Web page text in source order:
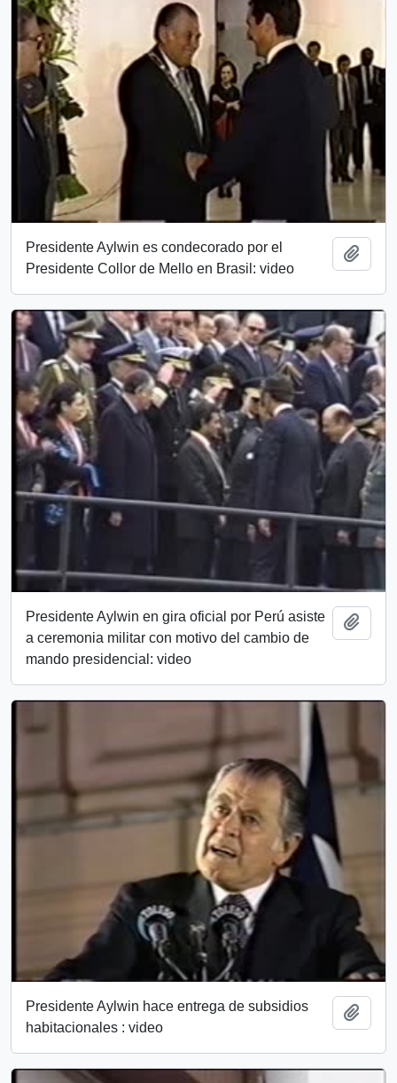
Presidente Aylwin es condecorado por el
Presidente Collor de Mello en Brasil: video
Presidente Aylwin en gira oficial por Perú asiste
a ceremonia militar con motivo del cambio de
mando presidencial: video
Presidente Aylwin hace entrega de subsidios
habitacionales : video